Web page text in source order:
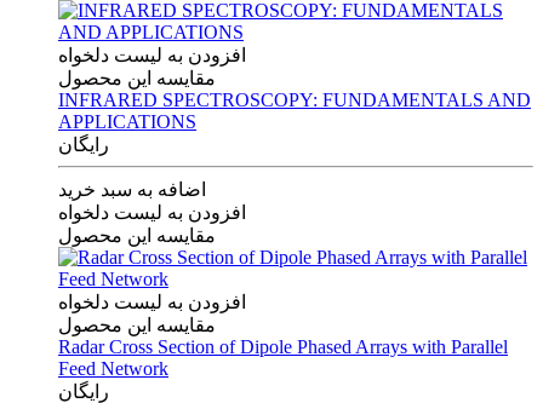
افزودن به لیست دلخواه
مقایسه این محصول
INFRARED SPECTROSCOPY: FUNDAMENTALS AND
APPLICATIONS
رایگان
اضافه به سبد خرید
افزودن به لیست دلخواه
مقایسه این محصول
افزودن به لیست دلخواه
مقایسه این محصول
Radar Cross Section of Dipole Phased Arrays with Parallel
Feed Network
رایگان